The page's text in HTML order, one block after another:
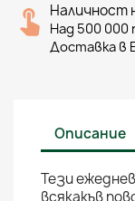
Наличност
Над 500 000
Доставка в
Описание
Тези
всякакъв